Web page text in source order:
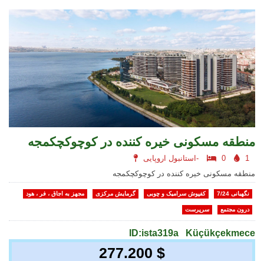
منطقه مسکونی خیره کننده در کوچوکچکمجه
استانبول اروپایی- 0
1
منطقه مسکونی خیره کننده در کوچوکچکمجه
مجهز به اجاق ، فر ، هود گرمایش مرکزی کفپوش سرامیک و چوبی نگهبانی 7/24
سرپرست درون مجتمع
ID:ista319a Küçükçekmece
277.200 $